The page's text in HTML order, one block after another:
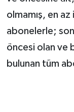
olmamış, en
abonelerle;
öncesi olan ve
bulunan tüm